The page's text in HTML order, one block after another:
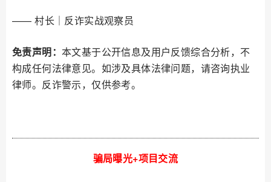
—— 村长｜反诈实战观察员
免责声明： 本文基于公开信息及用户反馈综合分析，不
构成任何法律意见。如涉及具体法律问题，请咨询执业
律师。反诈警示，仅供参考。
骗局曝光+项目交流